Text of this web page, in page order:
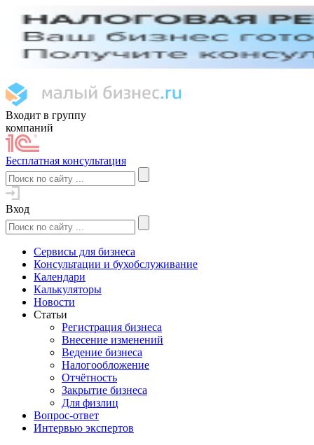
Входит в группу
компаний
Бесплатная консультация
Вход
Сервисы для бизнеса
Консультации и бухобслуживание
Календари
Калькуляторы
Новости
Статьи
Регистрация бизнеса
Внесение изменений
Ведение бизнеса
Налогообложение
Отчётность
Закрытие бизнеса
Для физлиц
Вопрос-ответ
Интервью экспертов